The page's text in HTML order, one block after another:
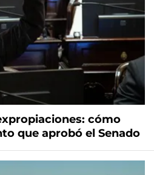
cómo
que aprobó el Senado